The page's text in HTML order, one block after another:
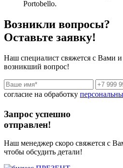
Portobello.
Возникли вопросы?
Оставьте заявку!
Наш специалист свяжется с Вами
возникший вопрос!
согласие на обработку
Запрос успешно
отправлен!
Наш менеджер скоро свяжется с
чтобы обсудить детали!